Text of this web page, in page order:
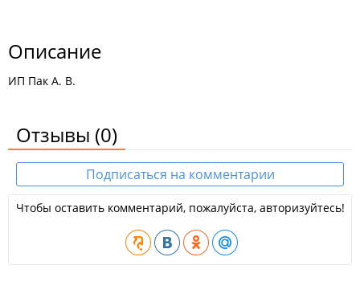
Описание
ИП Пак А. В.
Отзывы (0)
Подписаться на комментарии
Чтобы оставить комментарий, пожалуйста, авторизуйтесь!